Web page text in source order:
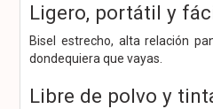
Ligero, portátil y
Bisel estrecho, alta relación
dondequiera que vayas.
Libre de polvo y